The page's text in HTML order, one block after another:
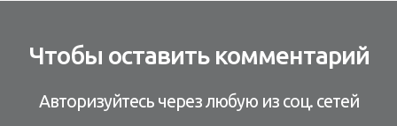
Чтобы оставить комментарий
Авторизуйтесь через любую из соц. сетей